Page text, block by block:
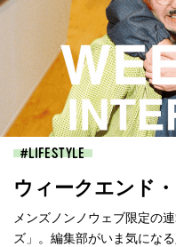
LIFESTYLE
ウィークエンド
メンズノンノウェブ限定の
ズ」。編集部がいま気にな